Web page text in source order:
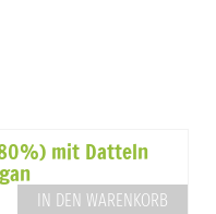
mit Datteln
IN DEN WARENKORB